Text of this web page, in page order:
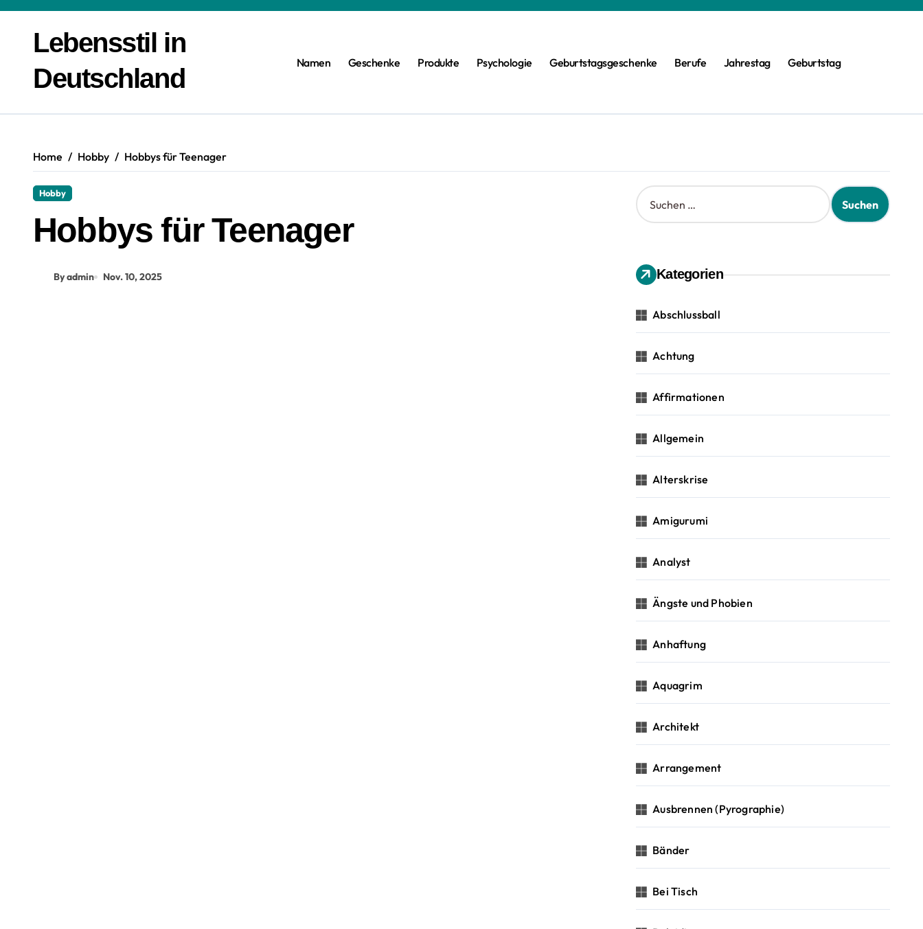
springenLebensstil in
Deutschland
Namen Geschenke Produkte Psychologie Geburtstagsgeschenke Berufe Jahrestag Geburtstag
Home Hobby Hobbys für Teenager
Hobby
Hobbys für Teenager
By admin Nov. 10, 2025
S
u
n
n
c
Kategorien
Abschlussball
Achtung
Affirmationen
Allgemein
Alterskrise
Amigurumi
Analyst
Ängste und Phobien
Anhaftung
Aquagrim
Architekt
Arrangement
Ausbrennen (Pyrographie)
Bänder
Bei Tisch